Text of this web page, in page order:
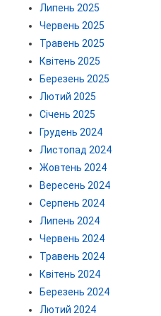
Липень 2025
Червень 2025
Травень 2025
Квітень 2025
Березень 2025
Лютий 2025
Січень 2025
Грудень 2024
Листопад 2024
Жовтень 2024
Вересень 2024
Серпень 2024
Липень 2024
Червень 2024
Травень 2024
Квітень 2024
Березень 2024
Лютий 2024